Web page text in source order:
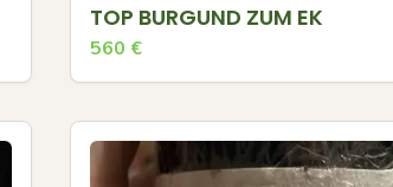
TOP BURGUND ZUM EK
560 €